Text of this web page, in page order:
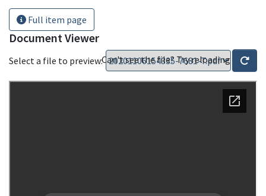
Full item page
Document Viewer
Select a file to preview:Can't see the file? Try reloading